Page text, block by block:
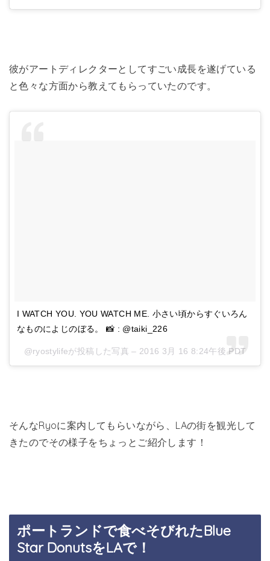
彼がアートディレクターとしてすごい成長を遂げている
と色々な方面から教えてもらっていたのです。
I WATCH YOU. YOU WATCH ME. 小さい頃からすぐいろん
なものによじのぼる。 📸 : @taiki_226
@ryostylifeが投稿した写真 – 2016 3月 16 8:24午後 PDT
そんなRyoに案内してもらいながら、LAの街を観光して
きたのでその様子をちょっとご紹介します！
ポートランドで食べそびれたBlue
Star DonutsをLAで！